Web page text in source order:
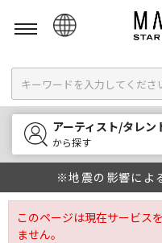
English
한국어
中文
アーティスト/タレン
から探す
※地震の影響によ
このページは現在サービス
ません。